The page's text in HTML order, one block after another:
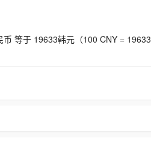
等于 19633韩元（100 CNY = 19633